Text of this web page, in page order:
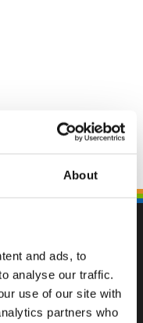
About
and ads, to
analyse our traffic.
use of our site with
partners who